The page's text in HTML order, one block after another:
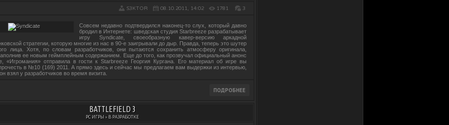
S3KTOR 08.10.2011, 14:02 1781 3
Совсем недавно подтвердился наконец-то слух, который давно
бродил в Интернете: шведская студия Starbreeze разрабатывает
игру Syndicate, своеобразную кавер-версию аркадной
стратегии, которую многие из нас в 90-е заигрывали до дыр. Правда, теперь это шутер
лица. Хотя, по словам разработчиков, они пытаются сохранить атмосферу оригинала,
ее новым геймплейным содержанием. Еще до того, как прозвучал официальный анонс
«Игромания» отправила в гости к Starbreeze Георгия Кургана. Его материал об игре вы
в №10 (169) 2011. А прямо здесь и сейчас мы предлагаем вам выдержки из интервью,
взял у разработчиков во время визита.
BATTLEFIELD 3
PC ИГРЫ » В РАЗРАБОТКЕ